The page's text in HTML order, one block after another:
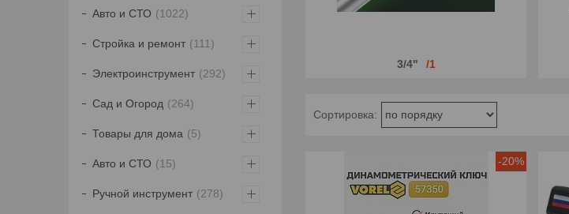
3/4" 1
-20%
Авто и СТО 1022
Стройка и ремонт 111
Электроинструмент 292
Сад и Огород 264
Товары для дома 5
Авто и СТО 15
Ручной инструмент 278